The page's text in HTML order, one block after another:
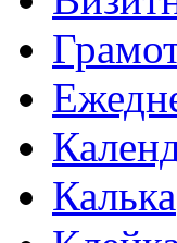
Калька